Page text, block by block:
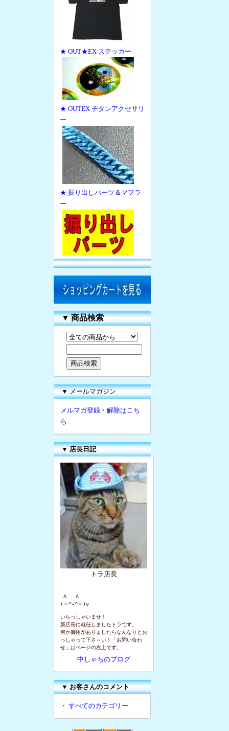
★ OUT★EX ステッカー
★ OUTEX チタンアクセサリ
ー
★ 掘り出しパーツ＆マフラ
ー
▼商品検索
▼ メールマガジン
メルマガ登録・解除はこち
ら
▼ 店長日記
トラ店長
Λ   Λ
(＝^-^＝)v
いらっしゃいませ！
新店長に就任しましたトラです。
何か御用がありましたらなんなりとお
っしゃって下さ～い！「お問い合わ
せ」はページの右上です。
中しゃちのブログ
▼お客さんのコメント
・ すべてのカテゴリー